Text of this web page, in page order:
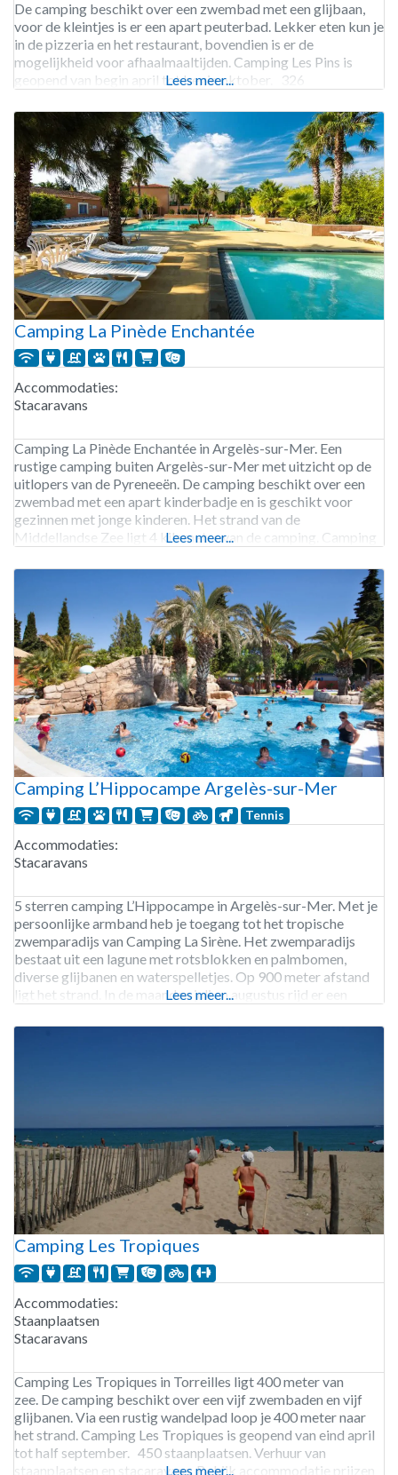
De camping beschikt over een zwembad met een glijbaan,
voor de kleintjes is er een apart peuterbad. Lekker eten kun je
in de pizzeria en het restaurant, bovendien is er de
mogelijkheid voor afhaalmaaltijden. Camping Les Pins is
geopend van begin april tot begin oktober. 326
Lees meer...
Camping La Pinède Enchantée
Accommodaties:
Stacaravans
Camping La Pinède Enchantée in Argelès-sur-Mer. Een
rustige camping buiten Argelès-sur-Mer met uitzicht op de
uitlopers van de Pyreneeën. De camping beschikt over een
zwembad met een apart kinderbadje en is geschikt voor
gezinnen met jonge kinderen. Het strand van de
Middellandse Zee ligt 4 kilometer van de camping. Camping
november.
Lees meer...
Camping L’Hippocampe Argelès-sur-Mer
Tennis
Accommodaties:
Stacaravans
5 sterren camping L’Hippocampe in Argelès-sur-Mer. Met je
persoonlijke armband heb je toegang tot het tropische
zwemparadijs van Camping La Sirène. Het zwemparadijs
bestaat uit een lagune met rotsblokken en palmbomen,
diverse glijbanen en waterspelletjes. Op 900 meter afstand
ligt het strand. In de maanden juli en augustus rijd er een
Verhuur stacaravans.
Lees meer...
Camping Les Tropiques
Accommodaties:
Staanplaatsen
Stacaravans
Camping Les Tropiques in Torreilles ligt 400 meter van
zee. De camping beschikt over een vijf zwembaden en vijf
glijbanen. Via een rustig wandelpad loop je 400 meter naar
het strand. Camping Les Tropiques is geopend van eind april
tot half september. 450 staanplaatsen. Verhuur van
staanplaatsen en stacaravans. Bekijk accommodatie prijzen
Lees meer...